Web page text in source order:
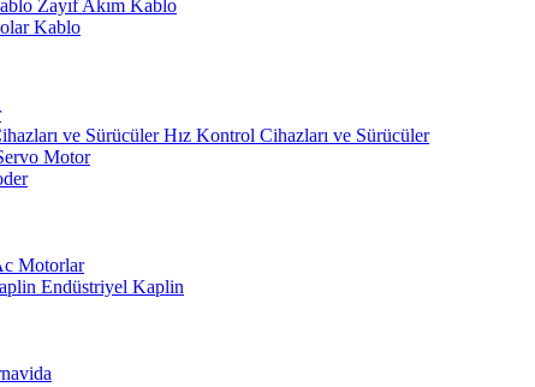
Zayıf Akım Kablo
Kablo
Hız Kontrol Cihazları ve Sürücüler
Motor
Motorlar
Endüstriyel Kaplin